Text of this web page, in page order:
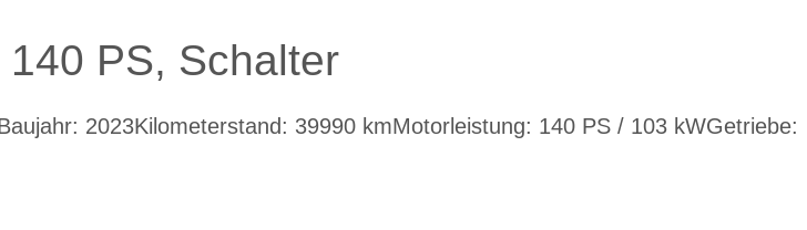
PS, Schalter
2023Kilometerstand: 39990 kmMotorleistung: 140 PS / 103 kWGetriebe: